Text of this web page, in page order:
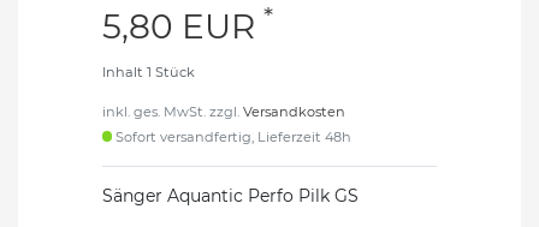
5,80 EUR *
Inhalt 1 Stück
inkl. ges. MwSt. zzgl. Versandkosten
Sofort versandfertig, Lieferzeit 48h
Sänger Aquantic Perfo Pilk GS